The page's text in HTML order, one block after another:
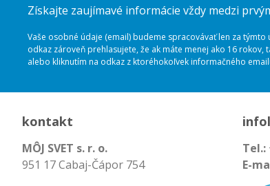
Získajte zaujímavé informácie vždy medzi
Vaše osobné údaje (email) budeme spracovávať len za
odkaz zároveň prehlasujete, že ak máte menej ako 16
alebo kliknutím na odkaz z ktoréhokoľvek informačného
kontakt
MÔJ SVET s. r. o.
951 17 Cabaj-Čápor 754
Tel.:
E-